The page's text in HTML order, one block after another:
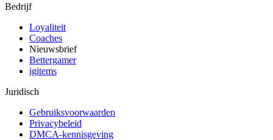
Bedrijf
Loyaliteit
Coaches
Nieuwsbrief
Bettergamer
igitems
Juridisch
Gebruiksvoorwaarden
Privacybeleid
DMCA-kennisgeving